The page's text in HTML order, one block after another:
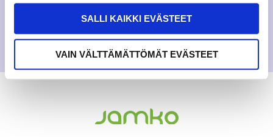
SALLI KAIKKI EVÄSTEET
VAIN VÄLTTÄMÄTTÖMÄT EVÄSTEET